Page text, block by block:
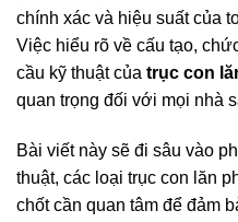
chính xác và hiệu suất của
Việc hiểu rõ về cấu tạo,
cầu kỹ thuật của trục con
quan trọng đối với mọi nhà
Bài viết này sẽ đi sâu vào
thuật, các loại trục con lăn
chốt cần quan tâm để đảm